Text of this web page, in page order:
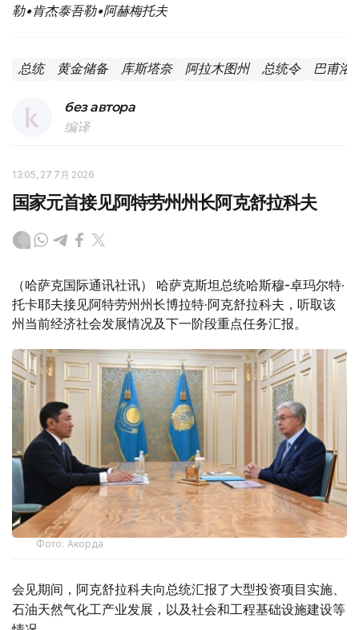
勒•肯杰泰吾勒•阿赫梅托夫
总统 黄金储备 库斯塔奈 阿拉木图州 总统令 巴甫洛
без автора
编译
13:05, 27 7月 2026
国家元首接见阿特劳州州长阿克舒拉科夫
（哈萨克国际通讯社讯） 哈萨克斯坦总统哈斯穆-卓玛尔特·
托卡耶夫接见阿特劳州州长博拉特·阿克舒拉科夫，听取该
州当前经济社会发展情况及下一阶段重点任务汇报。
Фото: Акорда
会见期间，阿克舒拉科夫向总统汇报了大型投资项目实施、
石油天然气化工产业发展，以及社会和工程基础设施建设等